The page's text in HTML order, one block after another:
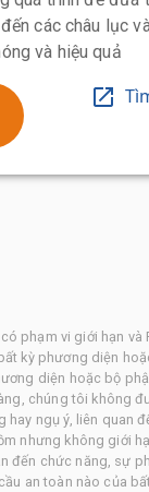
các châu lục
và hiệu quả
phạm vi giới hạn và
kỳ phương diện
diện hoặc bộ
chúng tôi không
hay ngụ ý, liên quan
nhưng không giới
đến chức năng, sự
an toàn nào của